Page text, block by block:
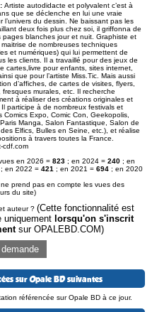
Artiste autodidacte et polyvalent c’est à
que se déclenche en lui une vraie
l’univers du dessin. Ne baissant pas les
deux fois plus chez soi, il griffonna de
pages blanches jour et nuit. Graphiste et
maitrise de nombreuses techniques
et numériques) qui lui permettent de
les clients. Il a travaillé pour des jeux de
cartes,livre pour enfants, sites internet,
que pour l’artiste Miss.Tic. Mais aussi
d’affiches, de cartes de visites, flyers,
fresques murales, etc. Il recherche
à réaliser des créations originales et
participe à de nombreux festivals et
Comics Expo, Comic Con, Geekopolis,
Manga, Salon Fantastique, Salon de
des Elfics, Bulles en Seine, etc.), et réalise
à travers toutes la France.
cdf.com
en 2026 = 823 ; en 2024 = 240 ; en
; en 2022 = 421 ; en 2021 = 694 ; en 2020
prend pas en compte les vues des
du site)
auteur ? (Cette fonctionnalité est
uniquement lorsqu'on s'inscrit
sur OPALEBD.COM)
sur Opale BD suivantes
référencée sur Opale BD à ce jour.